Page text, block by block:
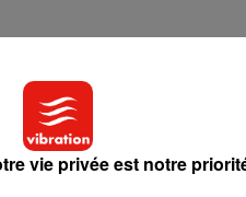
joueur de tennis
été mordu de sports.
:« j’ai toujours fait du
qui m’a sauvé, c’est le
vie privée est notre